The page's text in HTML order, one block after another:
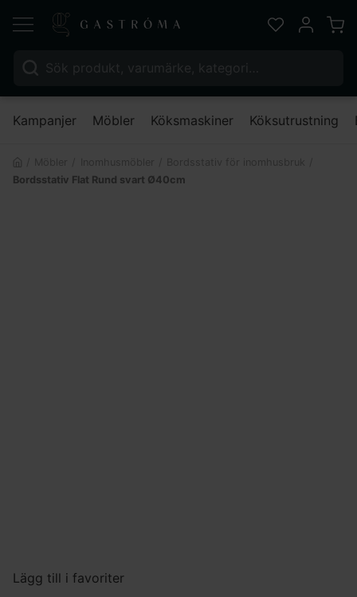
Sök efter:
Favoriter
Mitt
Kampanjer Möbler Köksmaskiner Köksutrustning
Bordsstativ Flat Rund svart Ø40cm
Lägg till i favoriter